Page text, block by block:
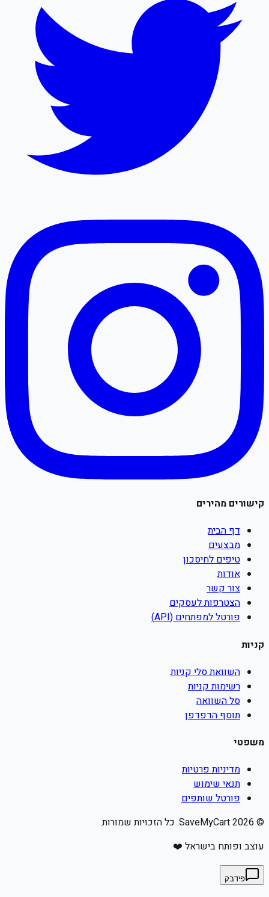
קישורים מהירים
דף הבית
מבצעים
טיפים לחיסכון
אודות
צור קשר
הצטרפות לעסקים
פורטל למפתחים (API)
קניות
השוואת סלי קניות
רשימות קניות
סל השוואה
תוסף הדפדפן
משפטי
מדיניות פרטיות
תנאי שימוש
פורטל שותפים
©
2026
עוצב ופותח בישראל ❤️
פידבק